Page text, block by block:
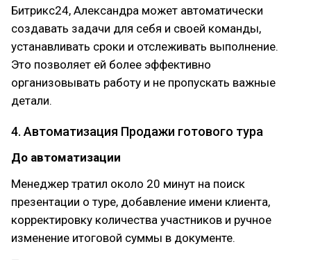
Битрикс24, Александра может автоматически
создавать задачи для себя и своей команды,
устанавливать сроки и отслеживать выполнение.
Это позволяет ей более эффективно
организовывать работу и не пропускать важные
детали.
4. Автоматизация Продажи готового тура
До автоматизации
Менеджер тратил около 20 минут на поиск
презентации о туре, добавление имени клиента,
корректировку количества участников и ручное
изменение итоговой суммы в документе.